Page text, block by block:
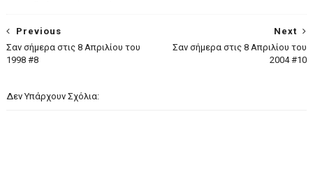
Next
Σαν σήμερα στις 8 Απριλίου του
2004 #10
Previous
Σαν σήμερα στις 8 Απριλίου του
1998 #8
Δεν Υπάρχουν Σχόλια: